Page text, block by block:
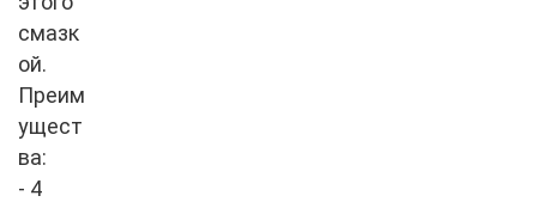
смазк
ой.
Преим
ущест
ва:
- 4